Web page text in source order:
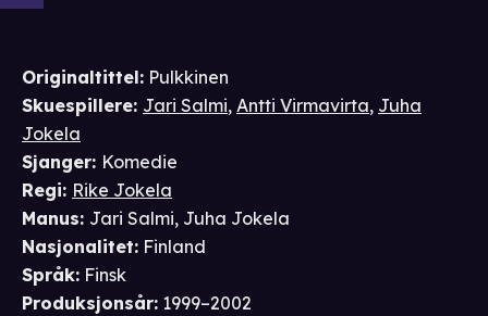
Originaltittel: Pulkkinen
Skuespillere: Jari Salmi, Antti Virmavirta, Juha
Jokela
Sjanger: Komedie
Regi: Rike Jokela
Manus: Jari Salmi, Juha Jokela
Nasjonalitet: Finland
Språk: Finsk
Produksjonsår: 1999–2002